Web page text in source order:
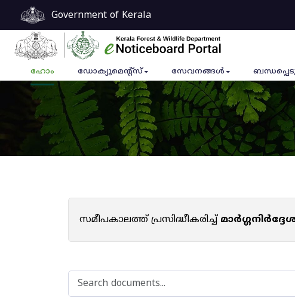
Government of Kerala
ഹോം ഡോക്യുമെൻ്റ്സ് സേവനങ്ങൾ
സമീപകാലത്ത് പ്രസിദ്ധീകരിച്ച്